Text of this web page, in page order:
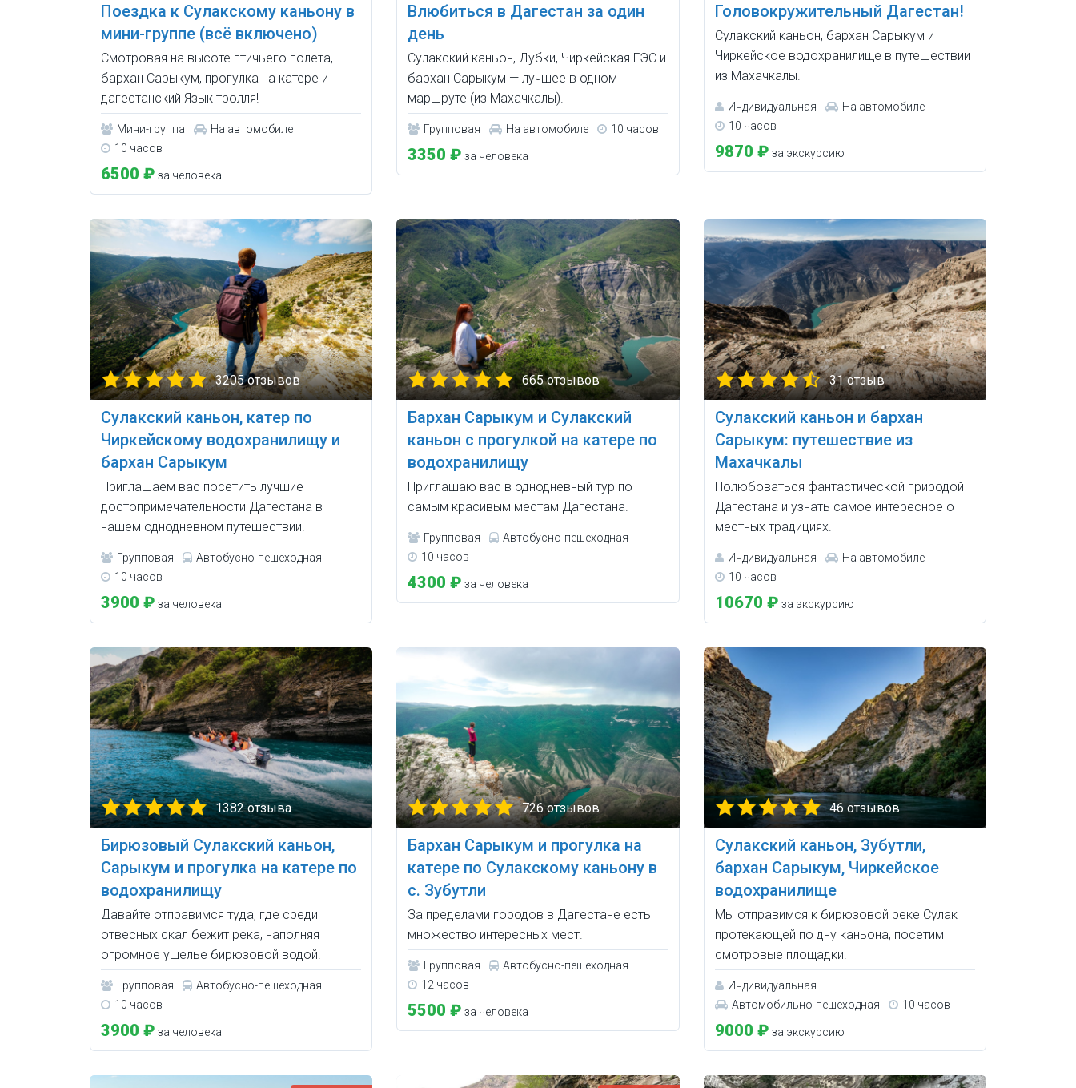
Поездка к Сулакскому каньону в
мини-группе (всё включено)
Смотровая на высоте птичьего полета,
бархан Сарыкум, прогулка на катере и
дагестанский Язык тролля!
Мини-группа
На автомобиле
10 часов
6500 ₽ за человека
Влюбиться в Дагестан за один
день
Сулакский каньон, Дубки, Чиркейская ГЭС и
бархан Сарыкум — лучшее в одном
маршруте (из Махачкалы).
Групповая На автомобиле 10 часов
3350 ₽ за человека
Головокружительный Дагестан!
Сулакский каньон, бархан Сарыкум и
Чиркейское водохранилище в путешествии
из Махачкалы.
Индивидуальная
На автомобиле
10 часов
9870 ₽ за экскурсию
3205 отзывов
Сулакский каньон, катер по
Чиркейскому водохранилищу и
бархан Сарыкум
Приглашаем вас посетить лучшие
достопримечательности Дагестана в
нашем однодневном путешествии.
Групповая
Автобусно-пешеходная
10 часов
3900 ₽ за человека
665 отзывов
Бархан Сарыкум и Сулакский
каньон с прогулкой на катере по
водохранилищу
Приглашаю вас в однодневный тур по
самым красивым местам Дагестана.
Групповая
Автобусно-пешеходная
10 часов
4300 ₽ за человека
31 отзыв
Сулакский каньон и бархан
Сарыкум: путешествие из
Махачкалы
Полюбоваться фантастической природой
Дагестана и узнать самое интересное о
местных традициях.
Индивидуальная
На автомобиле
10 часов
10670 ₽ за экскурсию
1382 отзыва
Бирюзовый Сулакский каньон,
Сарыкум и прогулка на катере по
водохранилищу
Давайте отправимся туда, где среди
отвесных скал бежит река, наполняя
огромное ущелье бирюзовой водой.
Групповая
Автобусно-пешеходная
10 часов
3900 ₽ за человека
726 отзывов
Бархан Сарыкум и прогулка на
катере по Сулакскому каньону в
с. Зубутли
За пределами городов в Дагестане есть
множество интересных мест.
Групповая
Автобусно-пешеходная
12 часов
5500 ₽ за человека
46 отзывов
Сулакский каньон, Зубутли,
бархан Сарыкум, Чиркейское
водохранилище
Мы отправимся к бирюзовой реке Сулак
протекающей по дну каньона, посетим
смотровые площадки.
Индивидуальная
Автомобильно-пешеходная
10 часов
9000 ₽ за экскурсию